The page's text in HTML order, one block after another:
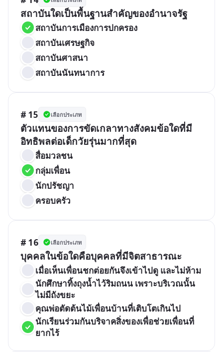
สถาบันใดเป็นพื้นฐานสำคัญของอำนาจรัฐ
สถาบันการเมืองการปกครอง
สถาบันเศรษฐกิจ
สถาบันศาสนา
สถาบันนันทนาการ
# 15 เลือกประเภท
ตัวแทนของการขัดเกลาทางสังคมข้อใดที่มี
อิทธิพลต่อเด็กวัยรุ่นมากที่สุด
สื่อมวลชน
กลุ่มเพื่อน
นักปรัชญา
ครอบครัว
# 16 เลือกประเภท
บุคคลในข้อใดคือบุคคลที่มีจิตสาธารณะ
เมื่อเห็นเพื่อนชกต่อยกันจึงเข้าไปดู และไม่ห้าม
นักศึกษาทิ้งถุงน้ำไว้ริมถนน เพราะบริเวณนั้น
ไม่มีถังขยะ
คุณพ่อตัดต้นไม้เพื่อนบ้านที่เติบโตเกินไป
นักเรียนร่วมกันบริจาคสิ่งของเพื่อช่วยเพื่อนที่
ยากไร้